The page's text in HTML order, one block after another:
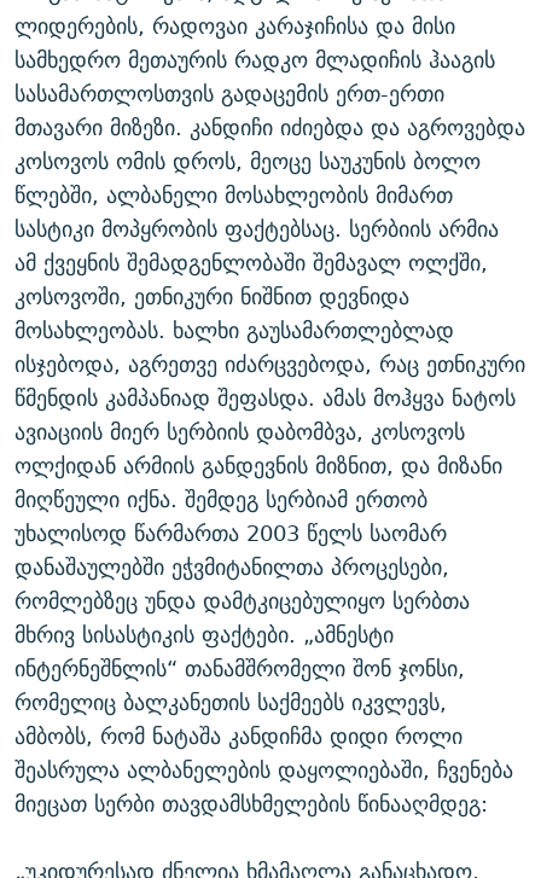
ლიდერების, რადოვაი კარაჯიჩისა და მისი
სამხედრო მეთაურის რადკო მლადიჩის ჰააგის
სასამართლოსთვის გადაცემის ერთ-ერთი
მთავარი მიზეზი. კანდიჩი იძიებდა და აგროვებდა
კოსოვოს ომის დროს, მეოცე საუკუნის ბოლო
წლებში, ალბანელი მოსახლეობის მიმართ
სასტიკი მოპყრობის ფაქტებსაც. სერბიის არმია
ამ ქვეყნის შემადგენლობაში შემავალ ოლქში,
კოსოვოში, ეთნიკური ნიშნით დევნიდა
მოსახლეობას. ხალხი გაუსამართლებლად
ისჯებოდა, აგრეთვე იძარცვებოდა, რაც ეთნიკური
წმენდის კამპანიად შეფასდა. ამას მოჰყვა ნატოს
ავიაციის მიერ სერბიის დაბომბვა, კოსოვოს
ოლქიდან არმიის განდევნის მიზნით, და მიზანი
მიღწეული იქნა. შემდეგ სერბიამ ერთობ
უხალისოდ წარმართა 2003 წელს საომარ
დანაშაულებში ეჭვმიტანილთა პროცესები,
რომლებზეც უნდა დამტკიცებულიყო სერბთა
მხრივ სისასტიკის ფაქტები. „ამნესტი
ინტერნეშნლის“ თანამშრომელი შონ ჯონსი,
რომელიც ბალკანეთის საქმეებს იკვლევს,
ამბობს, რომ ნატაშა კანდიჩმა დიდი როლი
შეასრულა ალბანელების დაყოლიებაში, ჩვენება
მიეცათ სერბი თავდამსხმელების წინააღმდეგ: